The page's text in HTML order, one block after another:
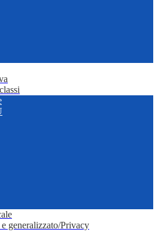
generalizzato/Privacy